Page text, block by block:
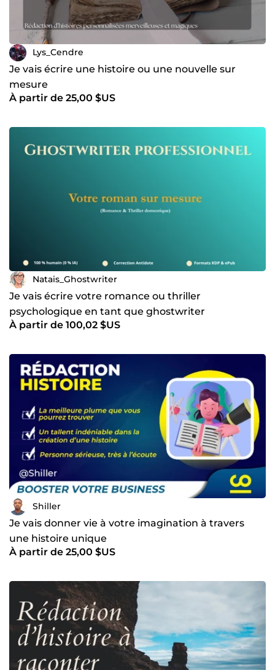
Lys_Cendre
Je vais écrire une histoire ou une nouvelle sur
mesure
À partir de 25,00 $US
Natais_Ghostwriter
Je vais écrire votre romance ou thriller
psychologique en tant que ghostwriter
confidentiel
À partir de 100,02 $US
Shiller
Je vais donner vie à votre imagination à travers
une histoire unique
À partir de 25,00 $US